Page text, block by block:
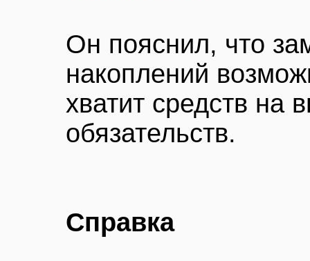
Он пояснил, что
накоплений
хватит средств на
обязательств.
Справка